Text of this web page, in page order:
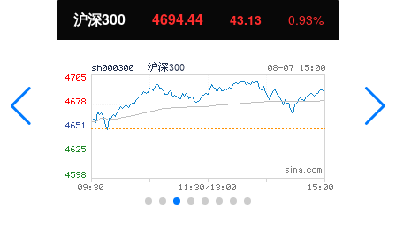
沪深300 4694.44 43.13 0.93%